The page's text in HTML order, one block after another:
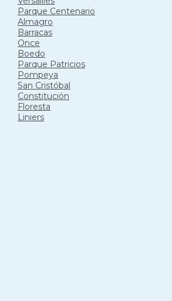
Parque Centenario
Almagro
Barracas
Once
Boedo
Parque Patricios
Pompeya
San Cristóbal
Constitución
Floresta
Liniers